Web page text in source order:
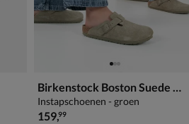
Birkenstock Boston Suede clog
Instapschoenen - groen
€ 159,99
159,99